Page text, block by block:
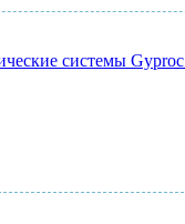
системы